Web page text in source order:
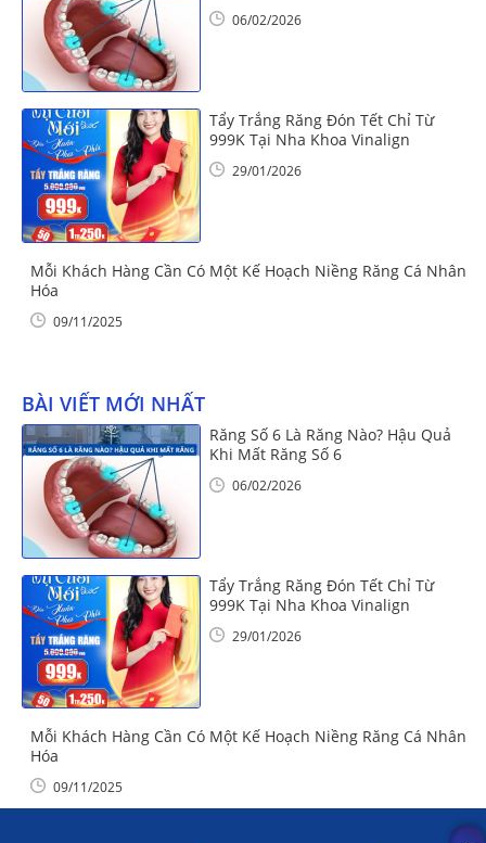
06/02/2026
Tẩy Trắng Răng Đón Tết Chỉ Từ
999K Tại Nha Khoa Vinalign
29/01/2026
Mỗi Khách Hàng Cần Có Một Kế Hoạch Niềng Răng Cá Nhân
Hóa
09/11/2025
BÀI VIẾT MỚI NHẤT
Răng Số 6 Là Răng Nào? Hậu Quả
Khi Mất Răng Số 6
06/02/2026
Tẩy Trắng Răng Đón Tết Chỉ Từ
999K Tại Nha Khoa Vinalign
29/01/2026
Mỗi Khách Hàng Cần Có Một Kế Hoạch Niềng Răng Cá Nhân
Hóa
09/11/2025